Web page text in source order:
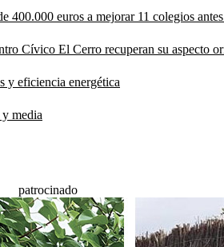
400.000 euros a mejorar 11 colegios
Cívico El Cerro recuperan su aspecto
y eficiencia energética
media
patrocinado